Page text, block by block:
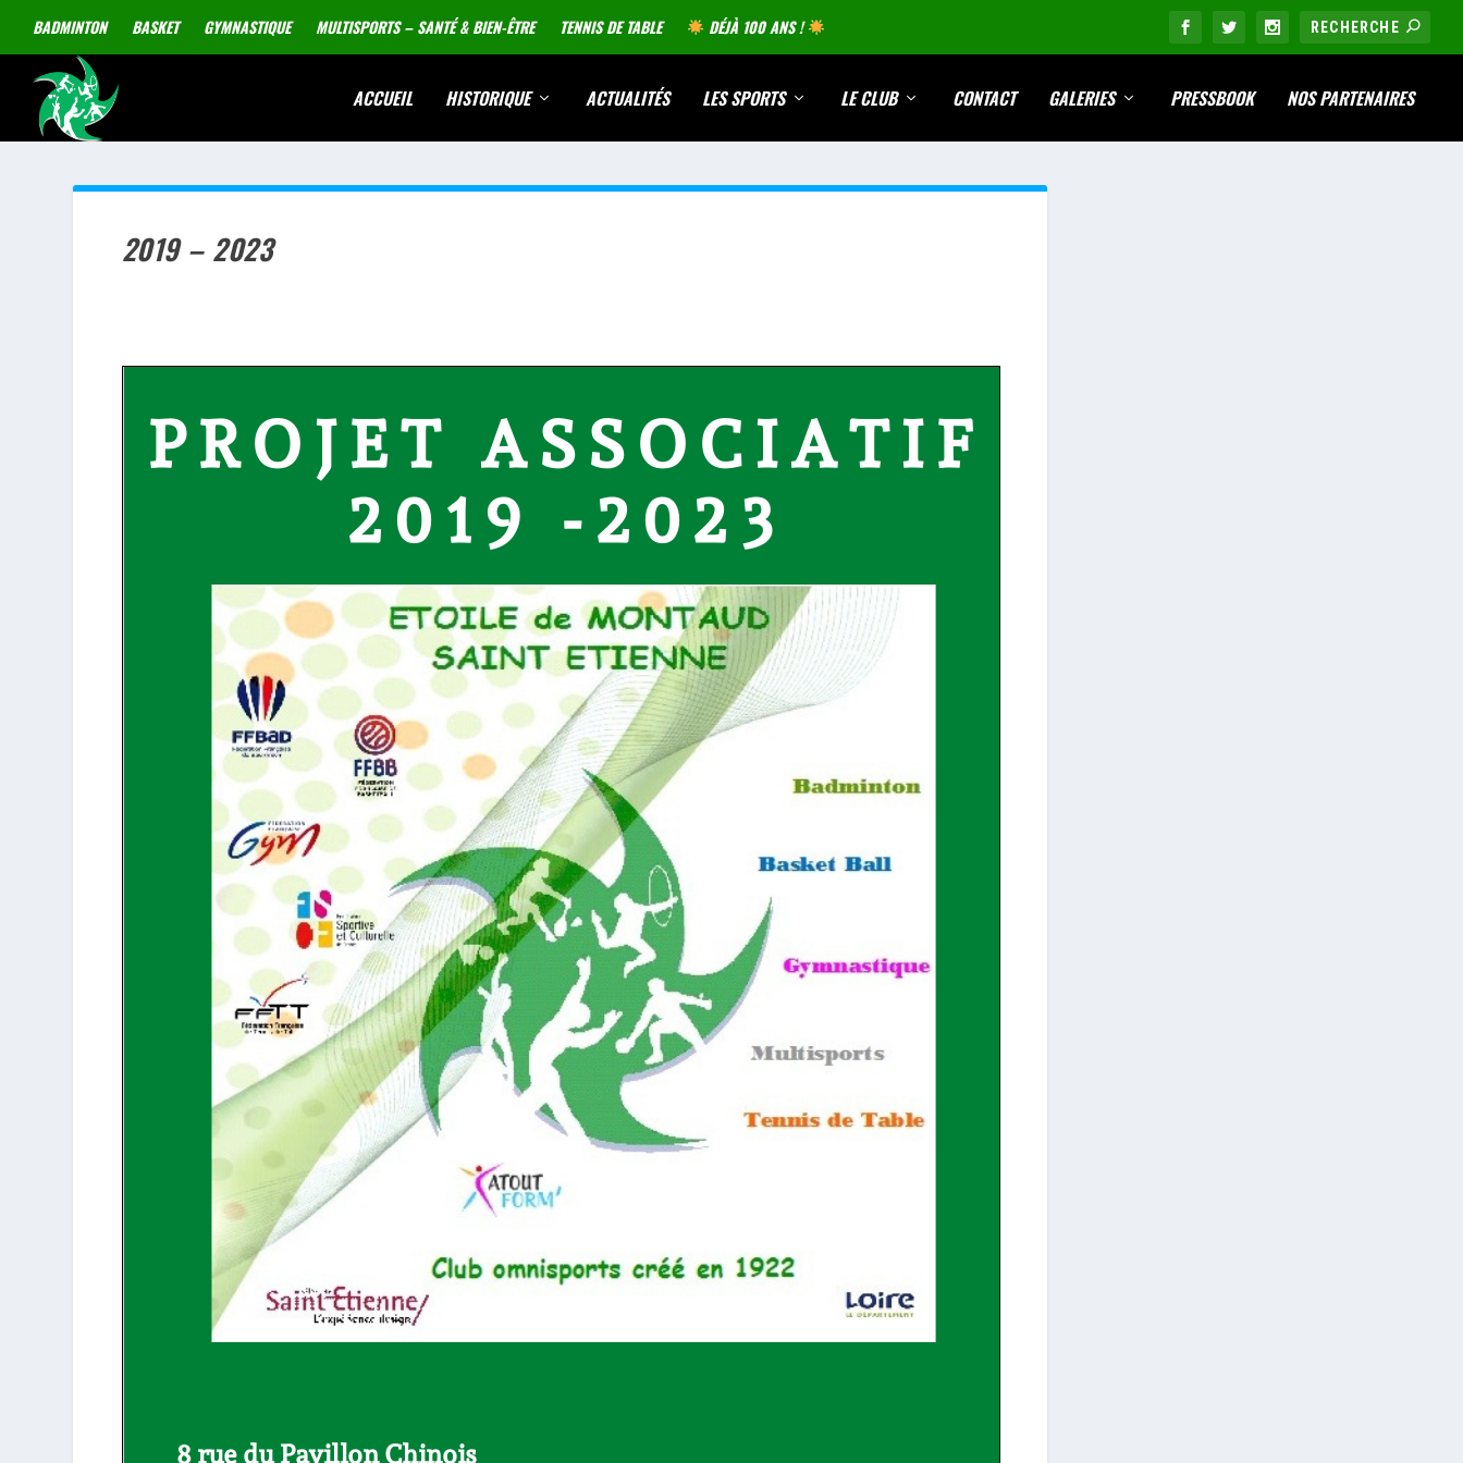
BADMINTON BASKET GYMNASTIQUE MULTISPORTS – SANTÉ & BIEN-ÊTRE TENNIS DE TABLE DÉJÀ 100 ANS !
ACCUEIL HISTORIQUE ACTUALITÉS LES SPORTS LE CLUB CONTACT GALERIES PRESSBOOK NOS PARTENAIRES
2019 – 2023